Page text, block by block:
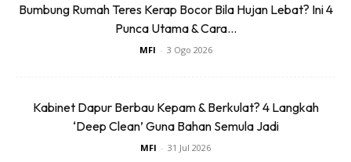
Bumbung Rumah Teres Kerap Bocor Bila Hujan Lebat? Ini 4
Punca Utama & Cara...
MFI - 3 Ogo 2026
Kabinet Dapur Berbau Kepam & Berkulat? 4 Langkah
‘Deep Clean’ Guna Bahan Semula Jadi
MFI - 31 Jul 2026